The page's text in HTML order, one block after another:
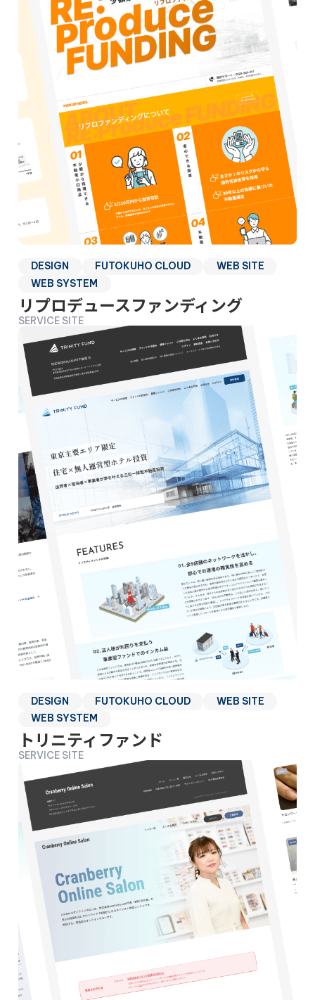
DESIGN FUTOKUHO CLOUD
WEB SITE
WEB SYSTEM
リプロデュースファンディング
SERVICE SITE
DESIGN FUTOKUHO CLOUD
WEB SITE
WEB SYSTEM
トリニティファンド
SERVICE SITE